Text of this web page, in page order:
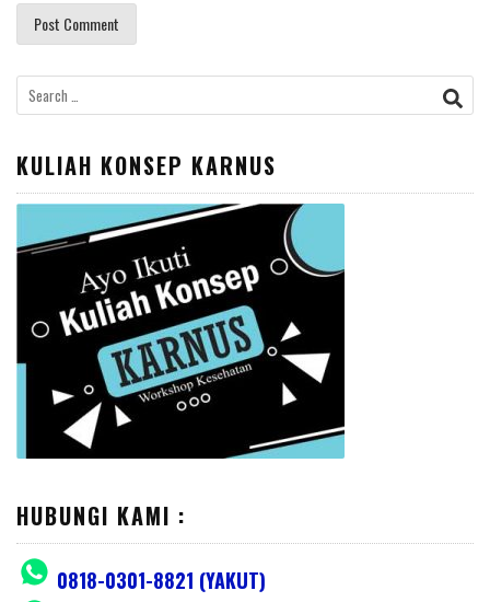
Search
for:
KULIAH KONSEP KARNUS
HUBUNGI KAMI :
0818-0301-8821 (YAKUT)